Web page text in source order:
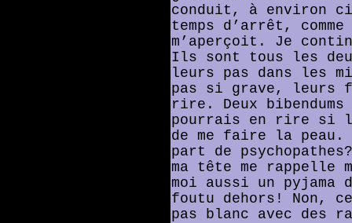
conduit, à environ
temps d’arrêt,
m’aperçoit. Je
Ils sont tous les
leurs pas dans les
pas si grave, leurs
rire. Deux
pourrais en rire si
de me faire la peau.
part de
ma tête me rappelle
moi aussi un pyjama
foutu dehors! Non,
pas blanc avec des